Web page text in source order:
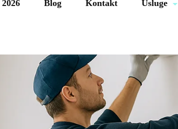
Blog Kontakt Usluge